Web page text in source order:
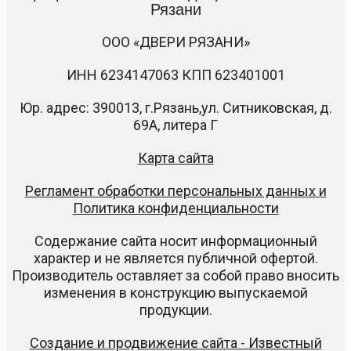
Рязани
ООО «ДВЕРИ РЯЗАНИ»
ИНН 6234147063 КПП 623401001
Юр. адрес: 390013, г.Рязань,ул. Ситниковская, д.
69А, литера Г
Карта сайта
Регламент обработки персональных данных и
Политика конфиденциальности
Содержание сайта носит информационный
характер и не является публичной офертой.
Производитель оставляет за собой право вносить
изменения в конструкцию выпускаемой
продукции.
Создание и продвижение сайта - Известный